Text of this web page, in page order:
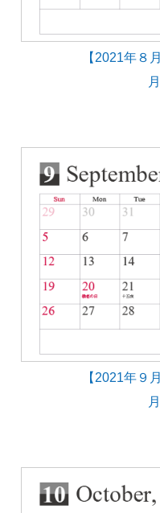
【2021年８
【2021年９